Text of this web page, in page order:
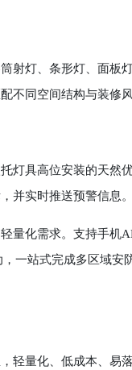
灯、条形灯、面板
不同空间结构与装修
具高位安装的天然
并实时推送预警信息
化需求。支持手机
一站式完成多区域
量化、低成本、易